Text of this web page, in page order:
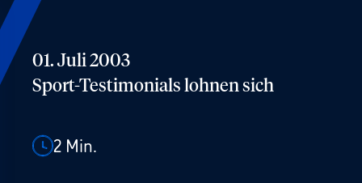
01. Juli 2003
Sport-Testimonials lohnen sich
2 Min.